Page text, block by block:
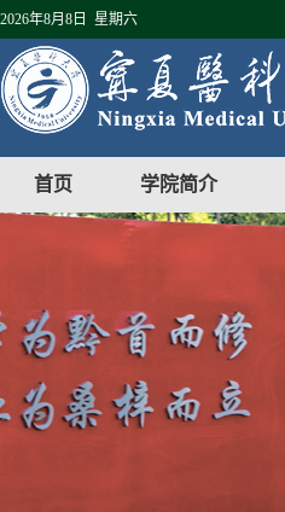
2026年8月8日 星期六
首页 学院简介